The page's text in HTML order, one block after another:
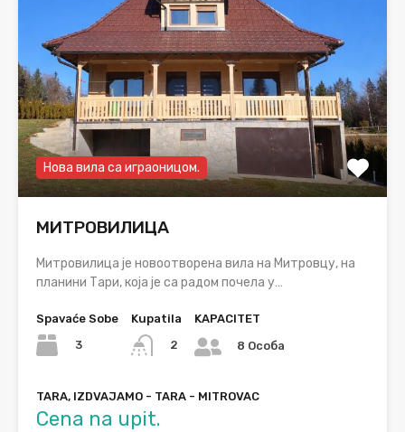
Нова вила са играоницом.
МИТРОВИЛИЦА
Митровилица је новоотворена вила на Митровцу, на
планини Тари, која је са радом почела у…
Spavaće Sobe
3
Kupatila
2
KAPACITET
8 Особа
TARA, IZDVAJAMO - TARA - MITROVAC
Cena na upit.